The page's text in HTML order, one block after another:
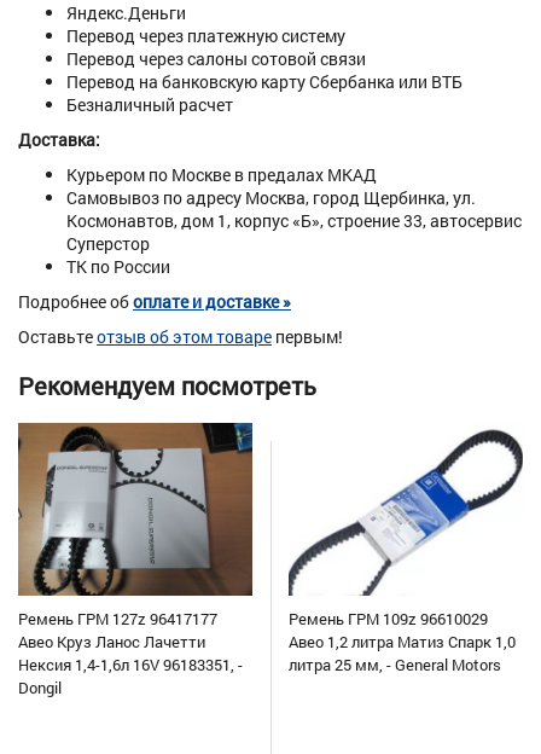
Яндекс.Деньги
Перевод через платежную систему
Перевод через салоны сотовой связи
Перевод на банковскую карту Сбербанка или ВТБ
Безналичный расчет
Доставка:
Курьером по Москве в предалах МКАД
Самовывоз по адресу Москва, город Щербинка, ул.
Космонавтов, дом 1, корпус «Б», строение 33, автосервис
Суперстор
ТК по России
Подробнее обоплате и доставке »
Оставьтеотзыв об этом товаре первым!
Рекомендуем посмотреть
Ремень ГРМ 127z 96417177
Авео Круз Ланос Лачетти
Нексия 1,4-1,6л 16V 96183351, -
Dongil
Ремень ГРМ 109z 96610029
Авео 1,2 литра Матиз Спарк 1,0
литра 25 мм, - General Motors